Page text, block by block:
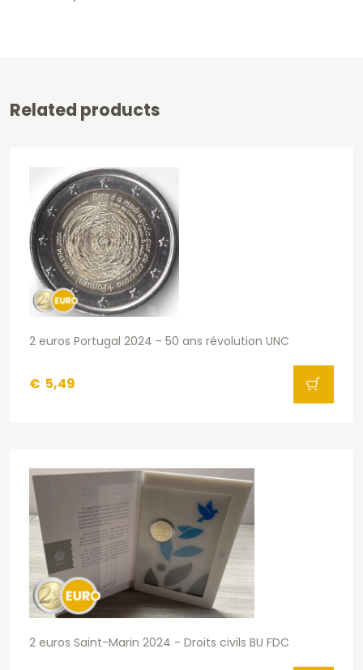
Related products
2 euros Portugal 2024 - 50 ans révolution UNC
€ 5,49
2 euros Saint-Marin 2024 - Droits civils BU FDC